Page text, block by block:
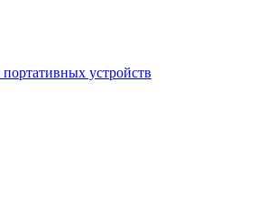
устройств